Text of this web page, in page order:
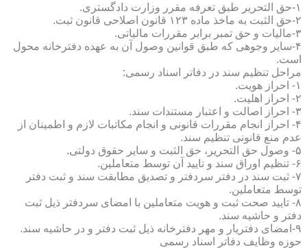
۱-حق التحریر طبق تعرفه مقرر وزارت دادگستری.
۲-حق الثبت به ماخذ ماده ۱۲۳ قانون اصلاحی قانون ثبت.
۳-مالیات و حق تمبر برابر مقررات مالیاتی.
۴-سایر وجوهی که طبق قوانین وصول آن به عهده دفترخانه محول
است.
مراحل تنظیم سند در دفاتر اسناد رسمی:
۱- احراز هویت.
۲- احراز اهلیت.
۳- احراز اصالت و اعتبار مستندات سند.
۴- احراز انجام مقررات قانونی و انجام مکاتبات لازم و اطمینان از
عدم منع قانونی تنظیم سند.
۵- وصول حق التحریر، حق الثبت و سایر حقوق دولتی.
۶- تنظیم اوراق سند و تایید آن توسط متعاملین.
۷- ثبت سند در دفتر سردفتر و تصدیق مطابقت سند و ثبت دفتر
توسط متعاملین.
۸- تایید صحت ثبت و هویت متعاملین با امضای سردفتر ذیل ثبت
دفتر و حاشیه سند.
۹-امضای دفتریار و مهر دفترخانه ذیل ثبت دفتر و در حاشیه سند.
حوزه وظایف دفاتر اسناد رسمی